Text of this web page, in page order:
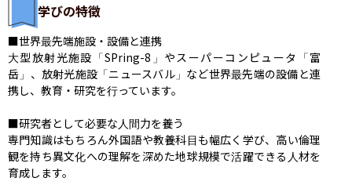
学びの特徴
■世界最先端施設・設備と連携
大型放射光施設「SPring-8」やスーパーコンピュータ「富
岳」、放射光施設「ニュースバル」など世界最先端の設備と連
携し、教育・研究を行っています。
■研究者として必要な人間力を養う
専門知識はもちろん外国語や教養科目も幅広く学び、高い倫理
観を持ち異文化への理解を深めた地球規模で活躍できる人材を
育成します。